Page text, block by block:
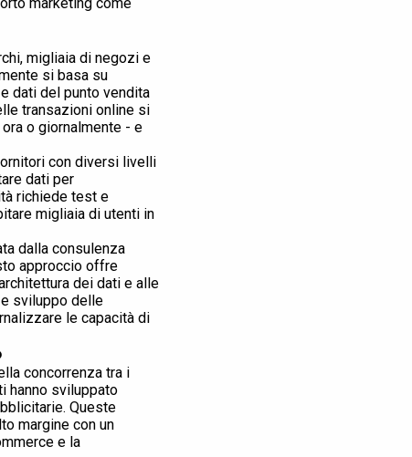
marketing come
migliaia di negozi e
si basa su
dati del punto vendita
transazioni online si
o giornalmente - e
con diversi livelli
dati per
richiede test e
migliaia di utenti in
dalla consulenza
approccio offre
dei dati e alle
sviluppo delle
le capacità di
concorrenza tra i
hanno sviluppato
Queste
margine con un
e la